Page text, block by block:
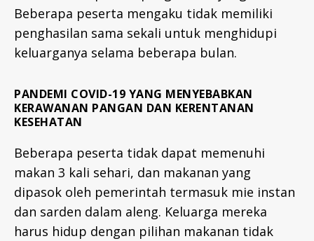
Beberapa peserta mengaku tidak memiliki
penghasilan sama sekali untuk menghidupi
keluarganya selama beberapa bulan.
PANDEMI COVID-19 YANG MENYEBABKAN
KERAWANAN PANGAN DAN KERENTANAN
KESEHATAN
Beberapa peserta tidak dapat memenuhi
makan 3 kali sehari, dan makanan yang
dipasok oleh pemerintah termasuk mie instan
dan sarden dalam aleng. Keluarga mereka
harus hidup dengan pilihan makanan tidak